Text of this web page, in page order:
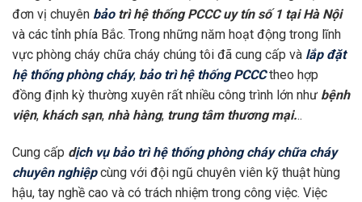
đơn vị chuyên bảotrì hệ thống PCCC uy tín số 1 tại Hà Nội
và các tỉnh phía Bắc. Trong những năm hoạt động trong lĩnh
vực phòng cháy chữa cháy chúng tôi đã cung cấp và lắp đặt
hệ thống phòng cháy, bảo trì hệ thống PCCCtheo hợp
đồng định kỳ thường xuyên rất nhiều công trình lớn như bệnh
viện, khách sạn, nhà hàng, trung tâm thương mại...
Cung cấp dịch vụ bảo trì hệ thống phòng cháy chữa cháy
chuyên nghiệpcùng với đội ngũ chuyên viên kỹ thuật hùng
hậu, tay nghề cao và có trách nhiệm trong công việc. Việc